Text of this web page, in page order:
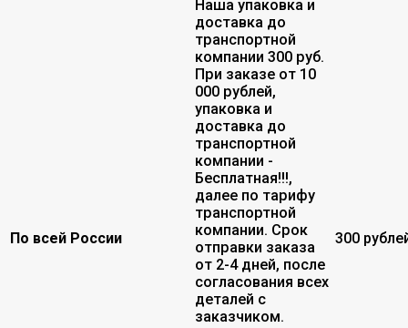
По всей России
Наша упаковка и
доставка до
транспортной
компании 300 руб.
При заказе от 10
000 рублей,
упаковка и
доставка до
транспортной
компании -
Бесплатная!!!,
далее по тарифу
транспортной
компании. Срок
отправки заказа
от 2-4 дней, после
согласования всех
деталей с
заказчиком.
300